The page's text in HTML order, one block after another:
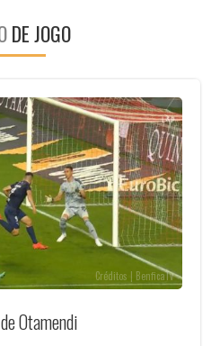
DE JOGO
Créditos | BenficaTv
Otamendi